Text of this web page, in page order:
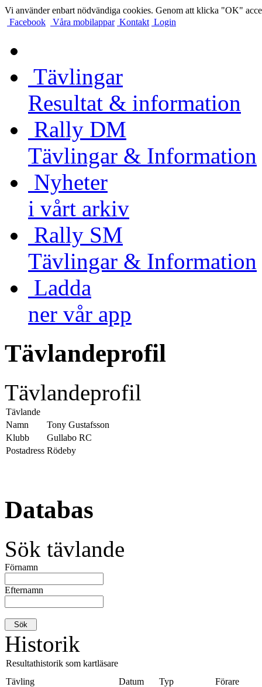
Vi använder enbart nödvändiga cookies. Genom att klicka "OK"
Facebook
Våra mobilappar Kontakt Login
Tävlingar
Resultat & information
Rally DM
Tävlingar & Information
Nyheter
i vårt arkiv
Rally SM
Tävlingar & Information
Ladda
ner vår app
Tävlandeprofil
Tävlandeprofil
Tävlande
Namn
Tony Gustafsson
Klubb
Gullabo RC
Postadress Rödeby
Databas
Sök tävlande
Förnamn
Efternamn
Historik
Resultathistorik som kartläsare
Tävling
Datum Typ Förare